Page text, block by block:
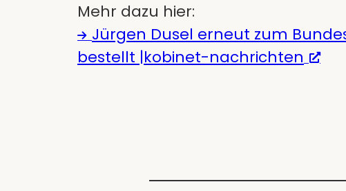
Mehr dazu hier:
Jürgen Dusel erneut zum
bestellt |kobinet-nachrichten